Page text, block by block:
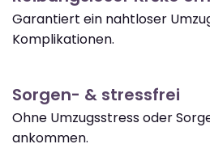
Garantiert ein nahtloser
Komplikationen.
Sorgen- & stressfrei
Ohne Umzugsstress oder
ankommen.